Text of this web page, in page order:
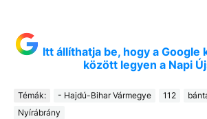
Itt állíthatja be, hogy a Google
között legyen a Napi
Témák: - Hajdú-Bihar Vármegye 112
Nyírábrány